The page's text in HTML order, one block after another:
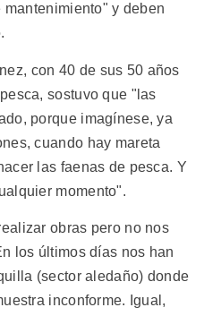
y deben
con 40 de sus 50 años
sostuvo que "las
porque imagínese, ya
cuando hay mareta
las faenas de pesca. Y
momento".
obras pero no nos
los últimos días nos han
(sector aledaño) donde
inconforme. Igual,